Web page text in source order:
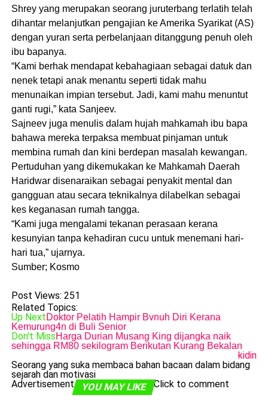
Shrey yang merupakan seorang juruterbang terlatih telah
dihantar melanjutkan pengajian ke Amerika Syarikat (AS)
dengan yuran serta perbelanjaan ditanggung penuh oleh
ibu bapanya.
“Kami berhak mendapat kebahagiaan sebagai datuk dan
nenek tetapi anak menantu seperti tidak mahu
menunaikan impian tersebut. Jadi, kami mahu menuntut
ganti rugi,” kata Sanjeev.
Sajneev juga menulis dalam hujah mahkamah ibu bapa
bahawa mereka terpaksa membuat pinjaman untuk
membina rumah dan kini berdepan masalah kewangan.
Pertuduhan yang dikemukakan ke Mahkamah Daerah
Haridwar disenaraikan sebagai penyakit mental dan
gangguan atau secara teknikalnya dilabelkan sebagai
kes keganasan rumah tangga.
“Kami juga mengalami tekanan perasaan kerana
kesunyian tanpa kehadiran cucu untuk menemani hari-
hari tua,” ujarnya.
Sumber; Kosmo
Post Views: 251
Related Topics:
Up NextDoktor Pelatih Hampir Bvnuh Diri Kerana
Kemurung4n di Buli Senior
Don't MissHarga Durian Musang King dijangka naik
sehingga RM80 sekilogram Berikutan Kurang Bekalan
kidin
Seorang yang suka membaca bahan bacaan dalam bidang
sejarah dan motivasi
Advertisement
YOU MAY LIKE Click to comment